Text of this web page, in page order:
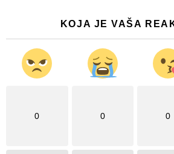
KOJA JE VAŠA
0 0 0